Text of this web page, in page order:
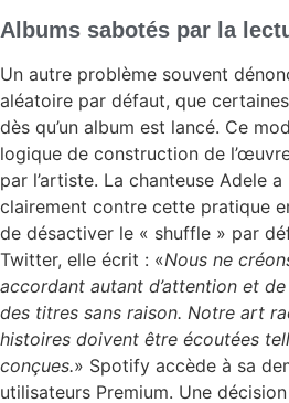
Albums sabotés par la
Un autre problème souvent
aléatoire par défaut, que
dès qu’un album est lancé. Ce
logique de construction de
par l’artiste. La chanteuse Adele
clairement contre cette pratique
de désactiver le « shuffle » par
Twitter, elle écrit : «Nous ne
accordant autant d’attention et
des titres sans raison. Notre art
histoires doivent être écoutées
conçues.» Spotify accède à sa
utilisateurs Premium. Une